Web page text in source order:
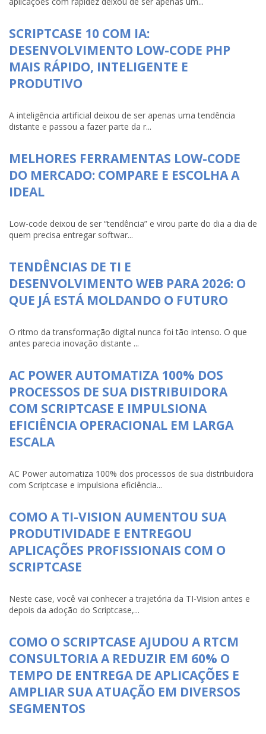
SCRIPTCASE 10 COM IA:
DESENVOLVIMENTO LOW-CODE PHP
MAIS RÁPIDO, INTELIGENTE E
PRODUTIVO
A inteligência artificial deixou de ser apenas uma tendência
distante e passou a fazer parte da r...
MELHORES FERRAMENTAS LOW-CODE
DO MERCADO: COMPARE E ESCOLHA A
IDEAL
Low-code deixou de ser “tendência” e virou parte do dia a dia de
quem precisa entregar softwar...
TENDÊNCIAS DE TI E
DESENVOLVIMENTO WEB PARA 2026: O
QUE JÁ ESTÁ MOLDANDO O FUTURO
O ritmo da transformação digital nunca foi tão intenso. O que
antes parecia inovação distante ...
AC POWER AUTOMATIZA 100% DOS
PROCESSOS DE SUA DISTRIBUIDORA
COM SCRIPTCASE E IMPULSIONA
EFICIÊNCIA OPERACIONAL EM LARGA
ESCALA
AC Power automatiza 100% dos processos de sua distribuidora
com Scriptcase e impulsiona eficiência...
COMO A TI-VISION AUMENTOU SUA
PRODUTIVIDADE E ENTREGOU
APLICAÇÕES PROFISSIONAIS COM O
SCRIPTCASE
Neste case, você vai conhecer a trajetória da TI-Vision antes e
depois da adoção do Scriptcase,...
COMO O SCRIPTCASE AJUDOU A RTCM
CONSULTORIA A REDUZIR EM 60% O
TEMPO DE ENTREGA DE APLICAÇÕES E
AMPLIAR SUA ATUAÇÃO EM DIVERSOS
SEGMENTOS